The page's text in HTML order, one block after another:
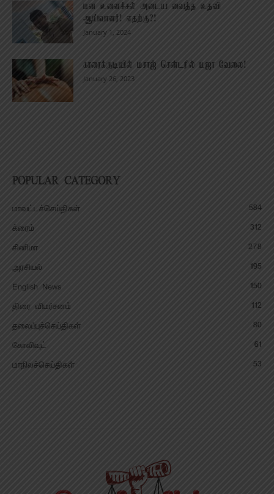
மன உளைச்சல் அடைய வைத்த உதவி
ஆய்வாளர்! எதற்கு?!
January 1, 2024
காரைக்குடியில் மசாஜ் சென்டரில் மஜா வேலை!
January 26, 2023
POPULAR CATEGORY
மாவட்டச்செய்திகள்
584
க்ரைம்
312
சினிமா
278
அரசியல்
195
English News
150
திரை விமர்சனம்
112
தலைப்புச்செய்திகள்
80
கோலிவுட்
61
மாநிலச்செய்திகள்
53